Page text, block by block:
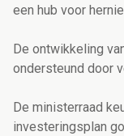
een hub voor
De ontwikkeling
ondersteund door
De ministerraad
investeringsplan